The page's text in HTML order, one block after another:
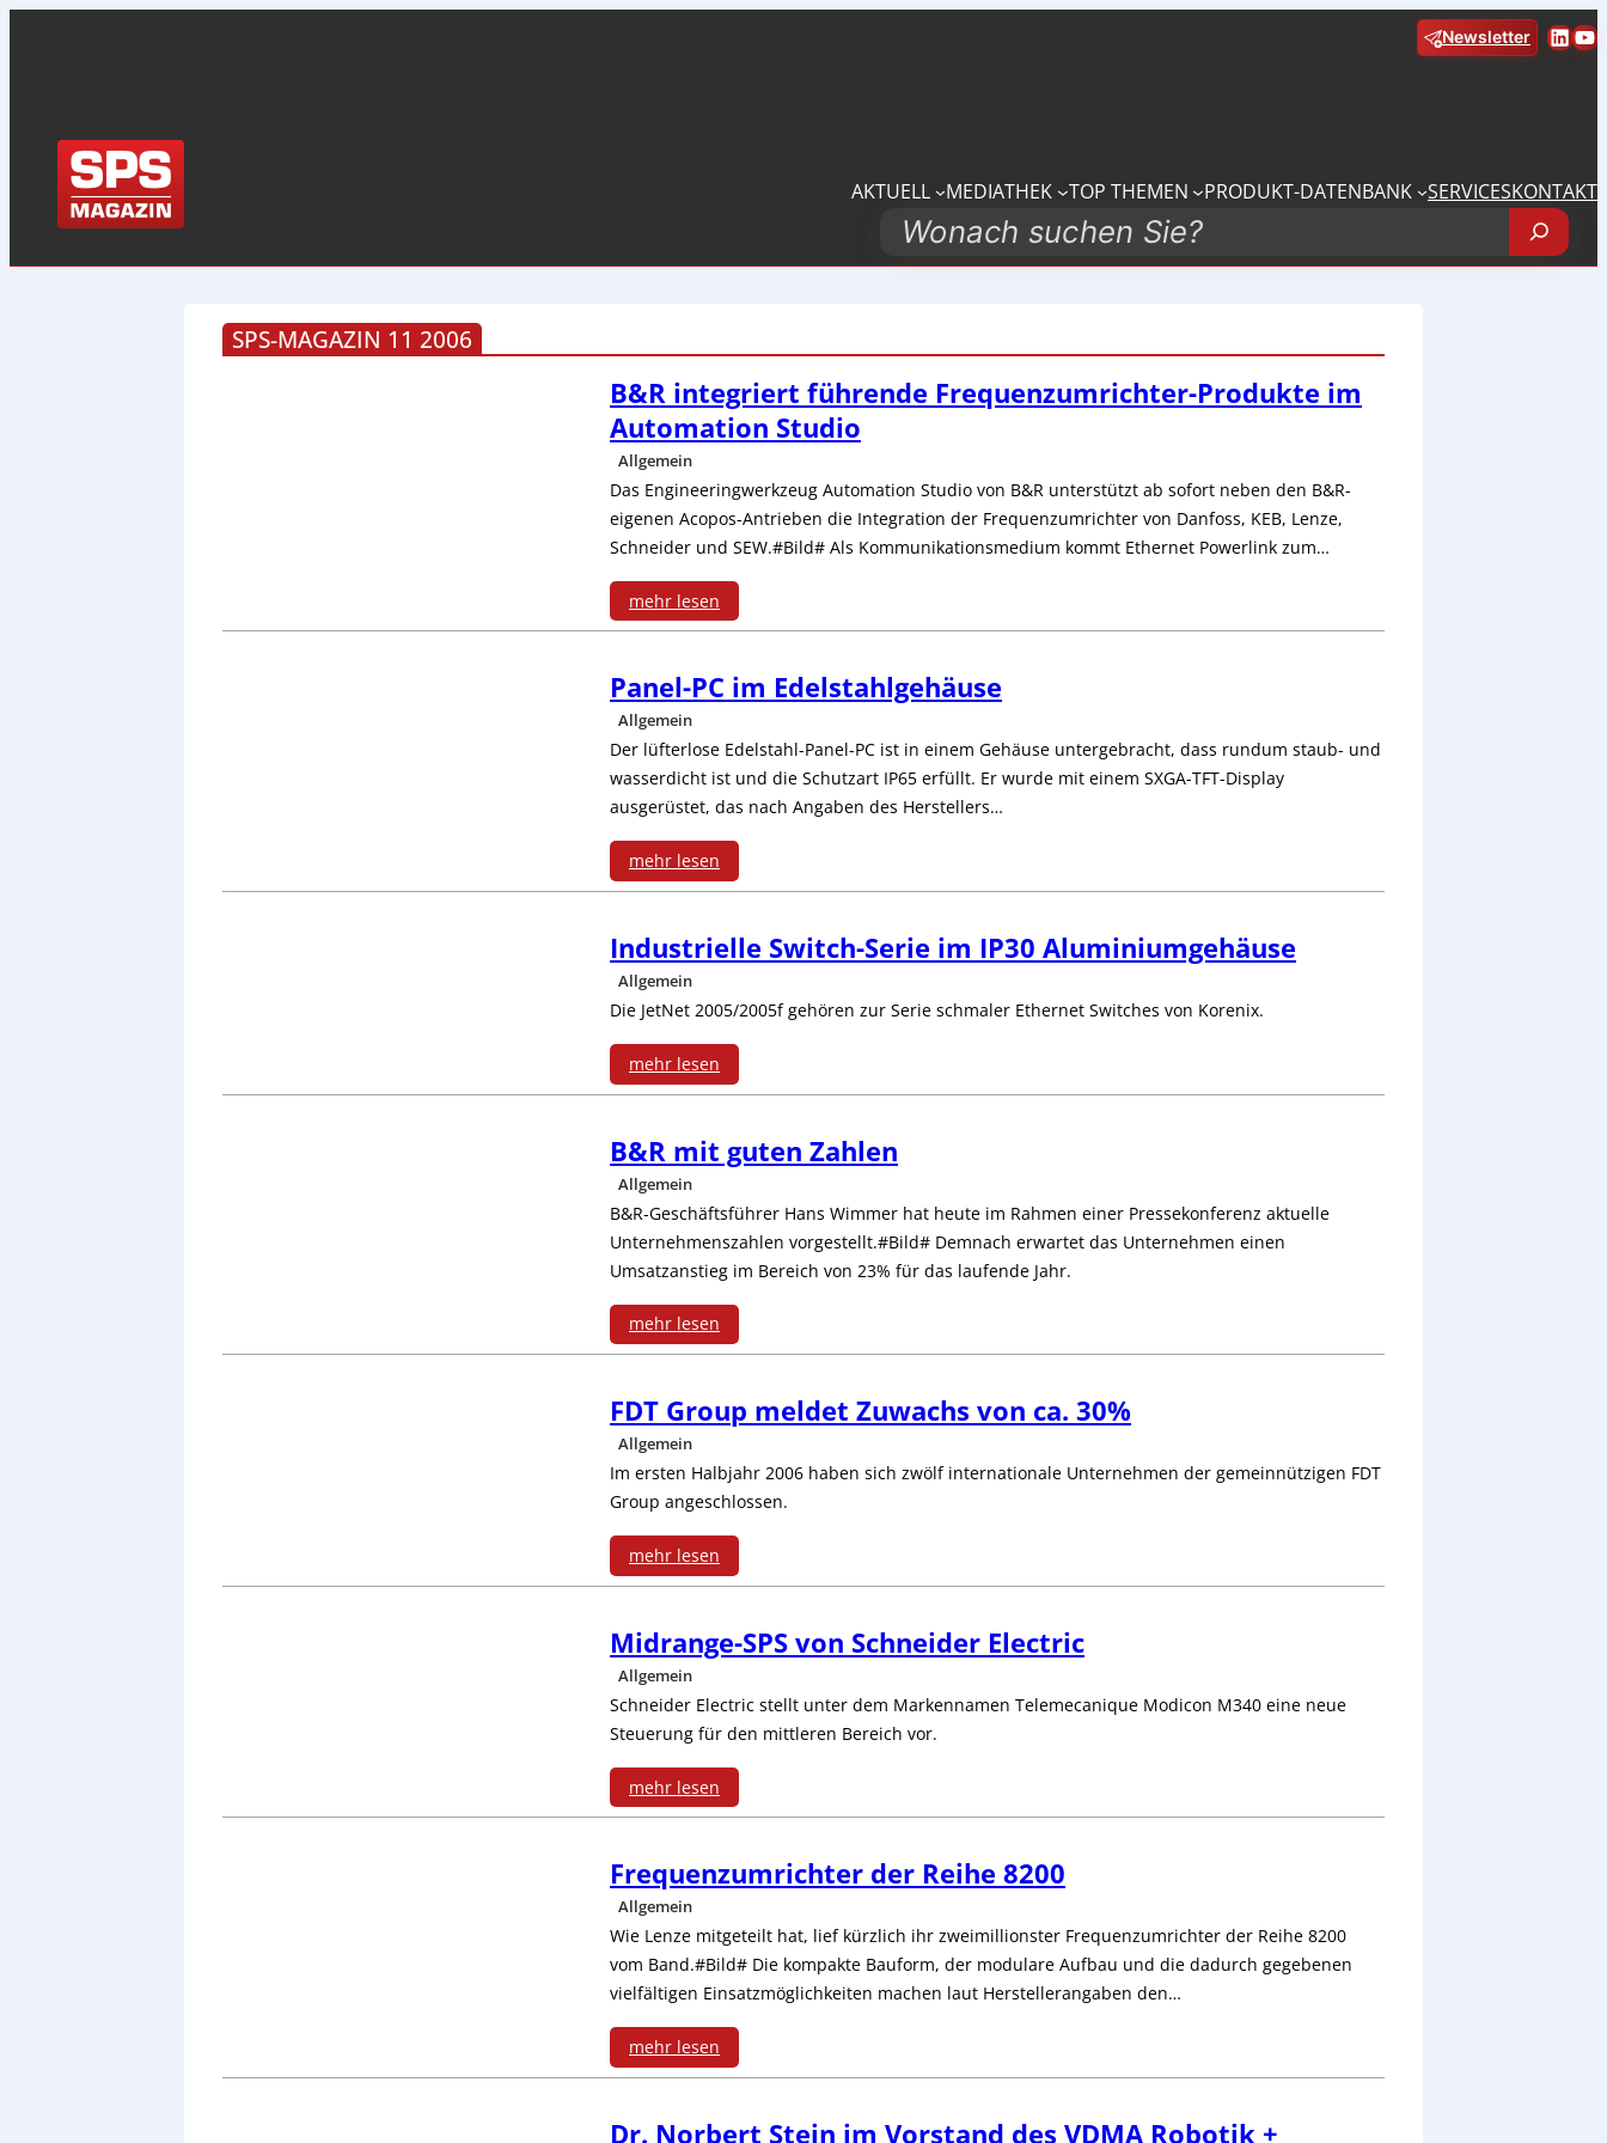
Newsletter
AKTUELL MEDIATHEK TOP THEMEN PRODUKT-DATENBANK SERVICESKONTAKT
Search
SPS-MAGAZIN 11 2006
B&R integriert führende Frequenzumrichter-Produkte im
Automation Studio
Allgemein
Das Engineeringwerkzeug Automation Studio von B&R unterstützt ab sofort neben den B&R-
eigenen Acopos-Antrieben die Integration der Frequenzumrichter von Danfoss, KEB, Lenze,
Schneider und SEW.#Bild# Als Kommunikationsmedium kommt Ethernet Powerlink zum…
mehr lesen
B
&
R
i
n
t
e
g
r
e
r
t
f
ü
h
r
e
e
F
r
e
u
e
n
z
u
m
Panel-PC im Edelstahlgehäuse
Allgemein
Der lüfterlose Edelstahl-Panel-PC ist in einem Gehäuse untergebracht, dass rundum staub- und
wasserdicht ist und die Schutzart IP65 erfüllt. Er wurde mit einem SXGA-TFT-Display
ausgerüstet, das nach Angaben des Herstellers…
mehr lesen
:
P
a
n
e
l
P
C
i
E
d
e
l
t
a
h
l
g
e
h
ä
u
Industrielle Switch-Serie im IP30 Aluminiumgehäuse
Allgemein
Die JetNet 2005/2005f gehören zur Serie schmaler Ethernet Switches von Korenix.
mehr lesen
:
I
n
d
u
s
t
r
i
e
l
l
e
S
w
i
t
c
h
-
S
B&R mit guten Zahlen
Allgemein
B&R-Geschäftsführer Hans Wimmer hat heute im Rahmen einer Pressekonferenz aktuelle
Unternehmenszahlen vorgestellt.#Bild# Demnach erwartet das Unternehmen einen
Umsatzanstieg im Bereich von 23% für das laufende Jahr.
mehr lesen
:
B
&
R
m
t
g
u
t
n
Z
a
h
l
e
FDT Group meldet Zuwachs von ca. 30%
Allgemein
Im ersten Halbjahr 2006 haben sich zwölf internationale Unternehmen der gemeinnützigen FDT
Group angeschlossen.
mehr lesen
:
F
D
T
G
o
u
p
m
e
l
Midrange-SPS von Schneider Electric
Allgemein
Schneider Electric stellt unter dem Markennamen Telemecanique Modicon M340 eine neue
Steuerung für den mittleren Bereich vor.
mehr lesen
M
i
d
r
a
n
Frequenzumrichter der Reihe 8200
Allgemein
Wie Lenze mitgeteilt hat, lief kürzlich ihr zweimillionster Frequenzumrichter der Reihe 8200
vom Band.#Bild# Die kompakte Bauform, der modulare Aufbau und die dadurch gegebenen
vielfältigen Einsatzmöglichkeiten machen laut Herstellerangaben den…
mehr lesen
:
Dr. Norbert Stein im Vorstand des VDMA Robotik +